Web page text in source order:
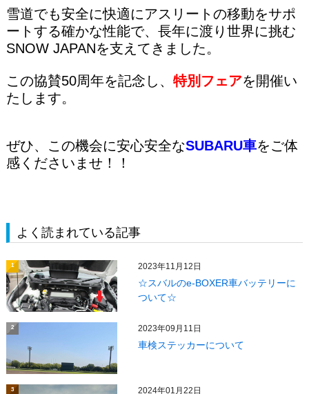
雪道でも安全に快適にアスリートの移動をサポ
ートする確かな性能で、長年に渡り世界に挑む
SNOW JAPANを支えてきました。
この協賛50周年を記念し、 特別フェアを開催い
たします。
ぜひ、この機会に安心安全なSUBARU車をご体
感くださいませ！！
よく読まれている記事
1 2023年11月12日
☆スバルのe-BOXER車バッテリーに
ついて☆
2 2023年09月11日
車検ステッカーについて
3 2024年01月22日